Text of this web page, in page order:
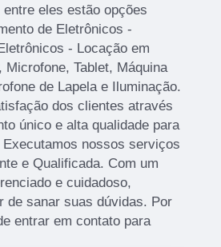
eles estão opções
de Eletrônicos -
- Locação em
Microfone, Tablet, Máquina
de Lapela e Iluminação.
dos clientes através
único e alta qualidade para
nossos serviços
e Qualificada. Com um
e cuidadoso,
de sanar suas dúvidas. Por
entrar em contato para